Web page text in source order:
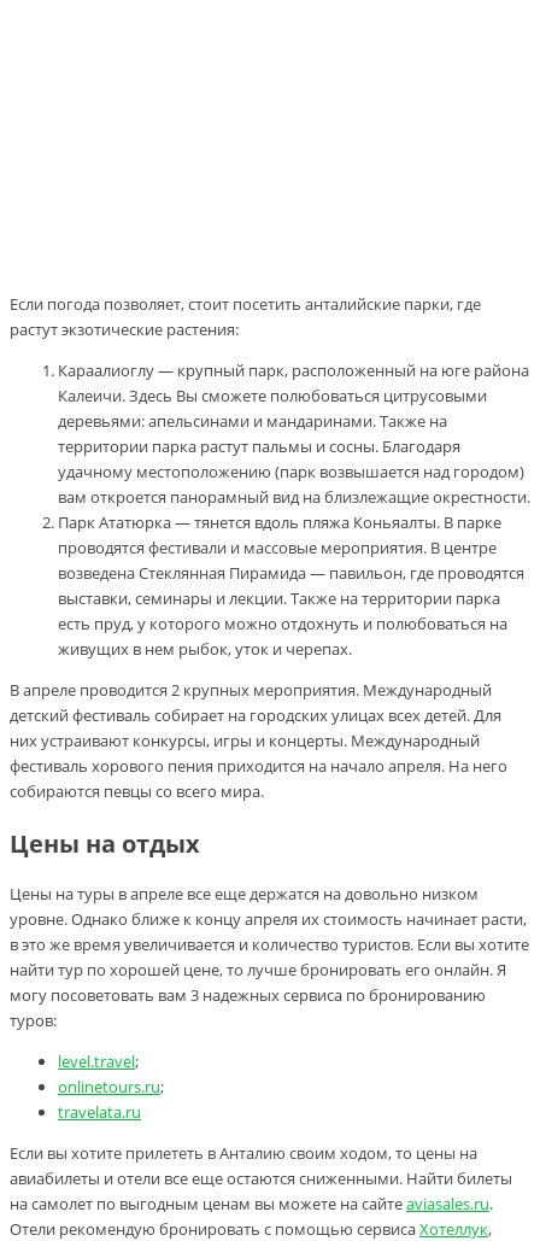
Если погода позволяет, стоит посетить анталийские парки, где
растут экзотические растения:
Караалиоглу — крупный парк, расположенный на юге района
Калеичи. Здесь Вы сможете полюбоваться цитрусовыми
деревьями: апельсинами и мандаринами. Также на
территории парка растут пальмы и сосны. Благодаря
удачному местоположению (парк возвышается над городом)
вам откроется панорамный вид на близлежащие окрестности.
Парк Ататюрка — тянется вдоль пляжа Коньяалты. В парке
проводятся фестивали и массовые мероприятия. В центре
возведена Стеклянная Пирамида — павильон, где проводятся
выставки, семинары и лекции. Также на территории парка
есть пруд, у которого можно отдохнуть и полюбоваться на
живущих в нем рыбок, уток и черепах.
В апреле проводится 2 крупных мероприятия. Международный
детский фестиваль собирает на городских улицах всех детей. Для
них устраивают конкурсы, игры и концерты. Международный
фестиваль хорового пения приходится на начало апреля. На него
собираются певцы со всего мира.
Цены на отдых
Цены на туры в апреле все еще держатся на довольно низком
уровне. Однако ближе к концу апреля их стоимость начинает расти,
в это же время увеличивается и количество туристов. Если вы хотите
найти тур по хорошей цене, то лучше бронировать его онлайн. Я
могу посоветовать вам 3 надежных сервиса по бронированию
туров:
level.travel;
onlinetours.ru;
travelata.ru
Если вы хотите прилететь в Анталию своим ходом, то цены на
авиабилеты и отели все еще остаются сниженными. Найти билеты
на самолет по выгодным ценам вы можете на сайтеaviasales.ru.
Отели рекомендую бронировать с помощью сервисаХотеллук,